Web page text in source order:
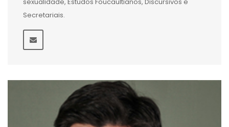
Secretariais.